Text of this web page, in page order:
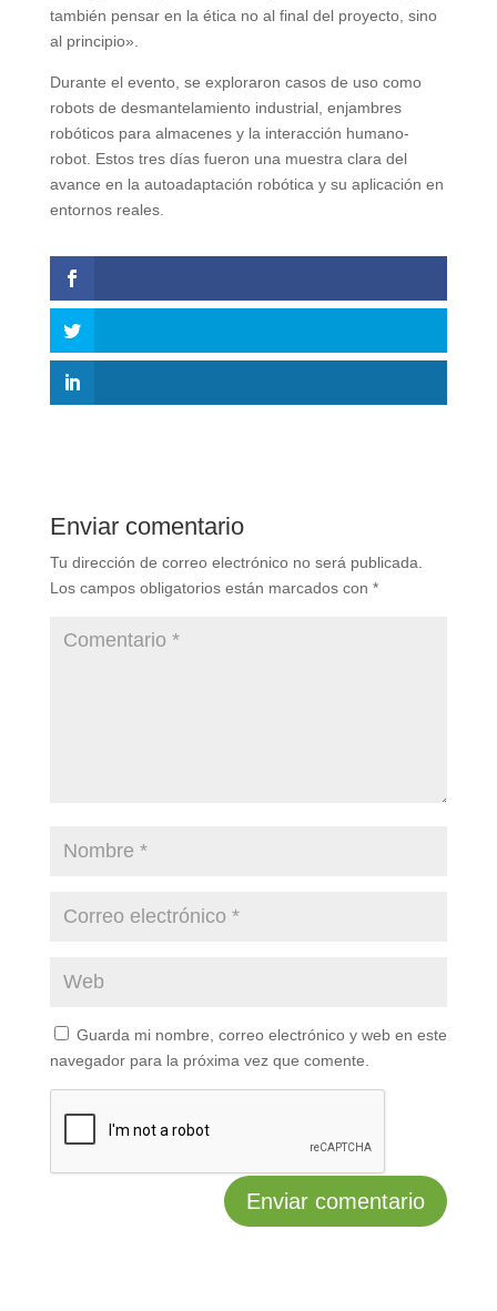
también pensar en la ética no al final del proyecto, sino
al principio».
Durante el evento, se exploraron casos de uso como
robots de desmantelamiento industrial, enjambres
robóticos para almacenes y la interacción humano-
robot. Estos tres días fueron una muestra clara del
avance en la autoadaptación robótica y su aplicación en
entornos reales.
Enviar comentario
Tu dirección de correo electrónico no será publicada.
Los campos obligatorios están marcados con *
Guarda mi nombre, correo electrónico y web en este
navegador para la próxima vez que comente.